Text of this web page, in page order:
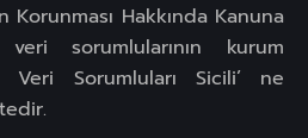
Korunması Hakkında Kanuna
sorumlularının kurum
Veri Sorumluları Sicili’ ne